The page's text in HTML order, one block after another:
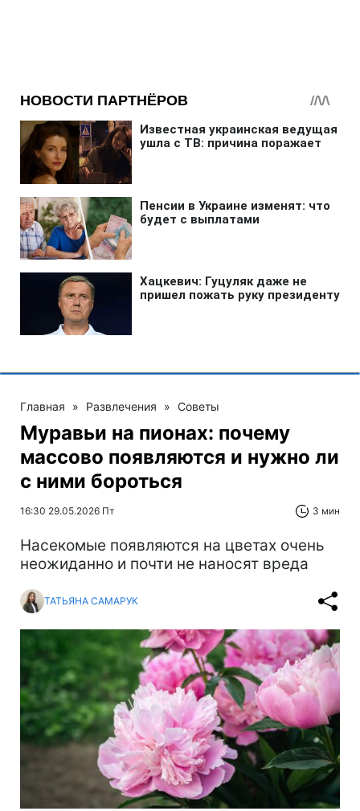
Главная » Развлечения » Советы
Муравьи на пионах: почему
массово появляются и нужно ли
с ними бороться
16:30 29.05.2026 Пт 3 мин
Насекомые появляются на цветах очень
неожиданно и почти не наносят вреда
ТАТЬЯНА САМАРУК